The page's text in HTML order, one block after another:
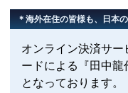
＊海外在住の皆様も、日本
オンライン決済サー
ードによる『田中
となっております。